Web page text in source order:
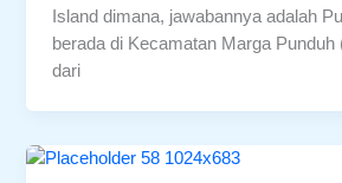
Island dimana, jawabannya adalah
berada di Kecamatan Marga Punduh
dari